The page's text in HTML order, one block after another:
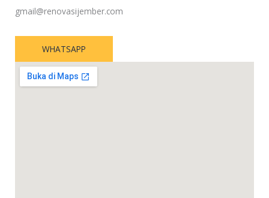
gmail@renovasijember.com
WHATSAPP